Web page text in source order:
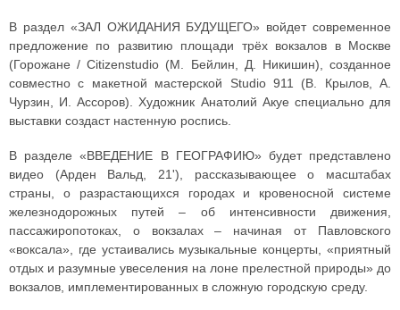
В раздел «ЗАЛ ОЖИДАНИЯ БУДУЩЕГО» войдет современное
предложение по развитию площади трёх вокзалов в Москве
(Горожане / Citizenstudio (М. Бейлин, Д. Никишин), созданное
совместно с макетной мастерской Studio 911 (В. Крылов, А.
Чурзин, И. Ассоров). Художник Анатолий Акуе специально для
выставки создаст настенную роспись.
В разделе «ВВЕДЕНИЕ В ГЕОГРАФИЮ» будет представлено
видео (Арден Вальд, 21'), рассказывающее о масштабах
страны, о разрастающихся городах и кровеносной системе
железнодорожных путей – об интенсивности движения,
пассажиропотоках, о вокзалах – начиная от Павловского
«воксала», где устаивались музыкальные концерты, «приятный
отдых и разумные увеселения на лоне прелестной природы» до
вокзалов, имплементированных в сложную городскую среду.